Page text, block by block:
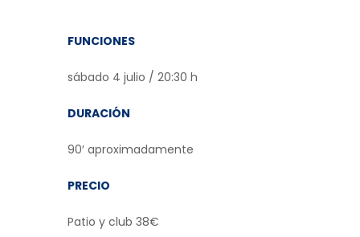
FUNCIONES
sábado 4 julio / 20:30 h
DURACIÓN
90′ aproximadamente
PRECIO
Patio y club 38€